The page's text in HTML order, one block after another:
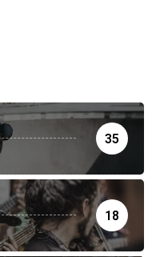
35
18